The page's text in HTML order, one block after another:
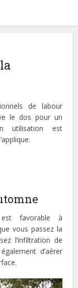
de labour
le dos pour un
utilisation est
favorable à
vous passez la
l’infiltration de
d’aérer